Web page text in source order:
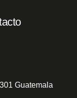
Guatemala